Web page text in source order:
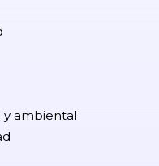
y ambiental